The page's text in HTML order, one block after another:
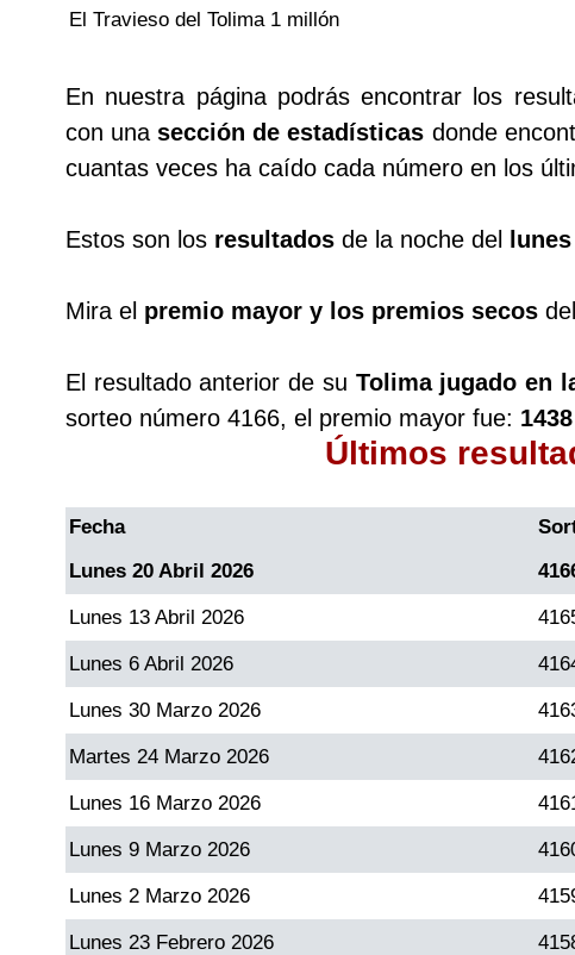
Sinuano Día
Sinuano Noche
Super Chontico Noche
El Travieso del Tolima 1 millón
En nuestra página podrás encontrar los
con unasección de estadísticas donde
cuantas veces ha caído cada número en los
Estos son los resultados de la noche del
Mira el premio mayor y los premios secos
El resultado anterior de su Tolima jugado en
sorteo número 4166, el premio mayor fue:
Últimos
Fecha
Lunes 20 Abril 2026
Lunes 13 Abril 2026
Lunes 6 Abril 2026
Lunes 30 Marzo 2026
Martes 24 Marzo 2026
Lunes 16 Marzo 2026
Lunes 9 Marzo 2026
Lunes 2 Marzo 2026
Lunes 23 Febrero 2026